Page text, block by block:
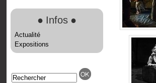
● Infos ●
Actualité
Expositions